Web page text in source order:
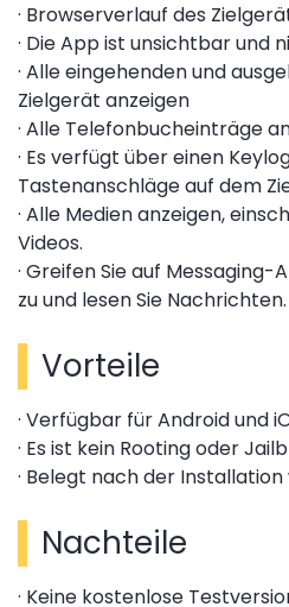
· Browserverlauf des
· Die App ist unsichtbar und
· Alle eingehenden und
Zielgerät anzeigen
· Alle Telefonbucheinträge
· Es verfügt über einen
Tastenanschläge auf dem
· Alle Medien anzeigen,
Videos.
· Greifen Sie auf Messaging-
zu und lesen Sie Nachrichten.
Vorteile
· Verfügbar für Android und
· Es ist kein Rooting oder
· Belegt nach der
Nachteile
· Keine kostenlose